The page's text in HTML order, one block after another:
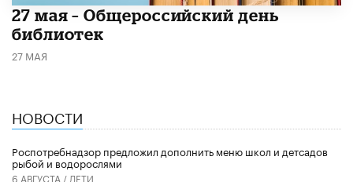
​27 мая – Общероссийский день
библиотек
27 МАЯ
НОВОСТИ
Роспотребнадзор предложил дополнить меню школ и детсадов
рыбой и водорослями
6 АВГУСТА / ДЕТИ